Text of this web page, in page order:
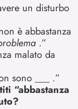
un disturbo
è abbastanza
.”
malato da
sono ___ .”
“abbastanza